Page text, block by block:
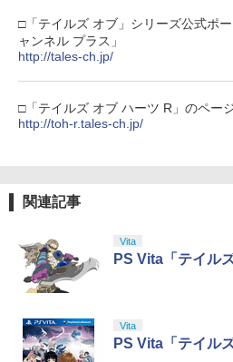
□「テイルズ オブ」シリーズ公式ポ
ャンネル プラス」
http://tales-ch.jp/
□「テイルズ オブ ハーツ R」のペー
http://toh-r.tales-ch.jp/
関連記事
Vita
PS Vita「テイル
Vita
PS Vita「テイル